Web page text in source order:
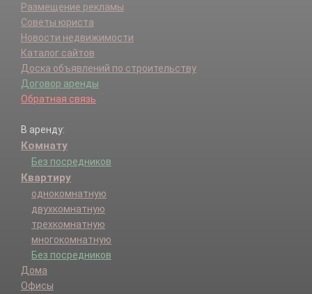
Размещение рекламы
Советы юриста
Новости недвижимости
Каталог сайтов
Доска объявлений по строительству
Договор аренды
Обратная связь
В аренду:
Комнату
Без посредников
Квартиру
однокомнатную
двухкомнатную
трехкомнатную
многокомнатную
Без посредников
Дома
Офисы